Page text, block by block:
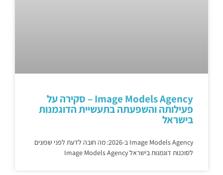
Image Models Agency – סקירה על
פעילותה והשפעתה בתעשיית הדוגמנות
בישראל
Image Models Agency ב-2026: מה חובה לדעת לפני שפונים
לסוכנות דוגמנות בישראל Image Models Agency